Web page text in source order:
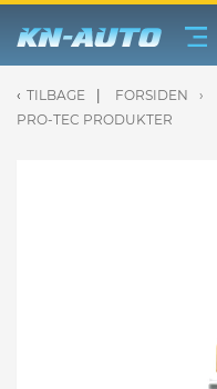
fra Jwl
TILBAGE FORSIDEN
PRO-TEC PRODUKTER